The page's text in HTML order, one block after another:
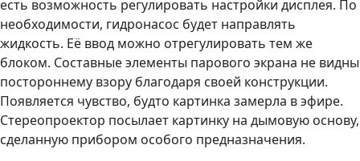
есть возможность регулировать настройки дисплея. По
необходимости, гидронасос будет направлять
жидкость. Её ввод можно отрегулировать тем же
блоком. Составные элементы парового экрана не видны
постороннему взору благодаря своей конструкции.
Появляется чувство, будто картинка замерла в эфире.
Стереопроектор посылает картинку на дымовую основу,
сделанную прибором особого предназначения.